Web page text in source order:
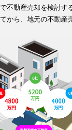
不動産売却を検討す
から、地元の不動産